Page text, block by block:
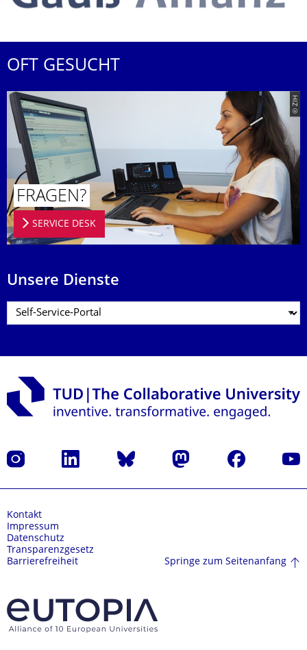
OFT GESUCHT
© ZIH
FRAGEN?
SERVICE DESK
Unsere Dienste
Instagram LinkedIn Bluesky Mastodon Facebook
Kontakt
Impressum
Datenschutz
Transparenzgesetz
Barrierefreiheit
Springe zum Seitenanfang